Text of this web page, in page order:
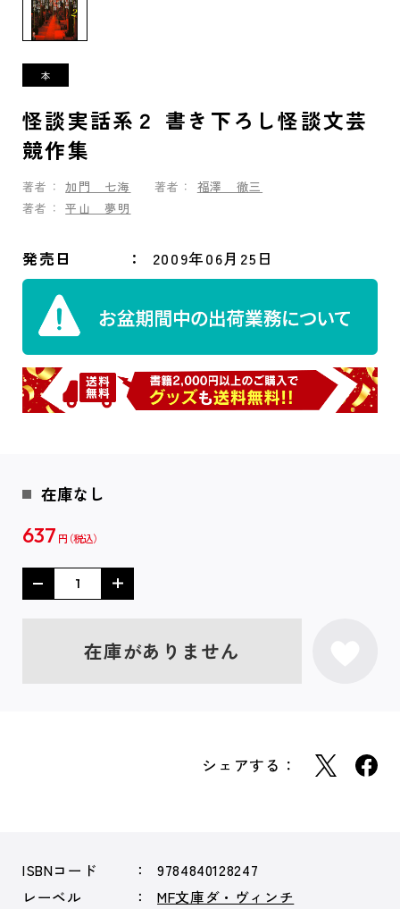
怪談実話系２ 書き下ろし怪談文芸
競作集
著者： 加門 七海 著者：
福澤 徹三
著者： 平山 夢明
発売日 2009年06月25日
在庫なし
637 円
在庫がありません
シェアする：
ISBNコード
9784840128247
レーベル
MF文庫ダ・ヴィンチ